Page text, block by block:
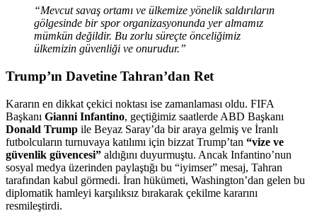
“Mevcut savaş ortamı ve ülkemize yönelik saldırıların
gölgesinde bir spor organizasyonunda yer almamız
mümkün değildir. Bu zorlu süreçte önceliğimiz
ülkemizin güvenliği ve onurudur.”
Trump’ın Davetine Tahran’dan Ret
Kararın en dikkat çekici noktası ise zamanlaması oldu. FIFA
Başkanı Gianni Infantino, geçtiğimiz saatlerde ABD Başkanı
Donald Trump ile Beyaz Saray’da bir araya gelmiş ve İranlı
futbolcuların turnuvaya katılımı için bizzat Trump’tan “vize ve
güvenlik güvencesi” aldığını duyurmuştu. Ancak Infantino’nun
sosyal medya üzerinden paylaştığı bu “iyimser” mesaj, Tahran
tarafından kabul görmedi. İran hükümeti, Washington’dan gelen bu
diplomatik hamleyi karşılıksız bırakarak çekilme kararını
resmileştirdi.